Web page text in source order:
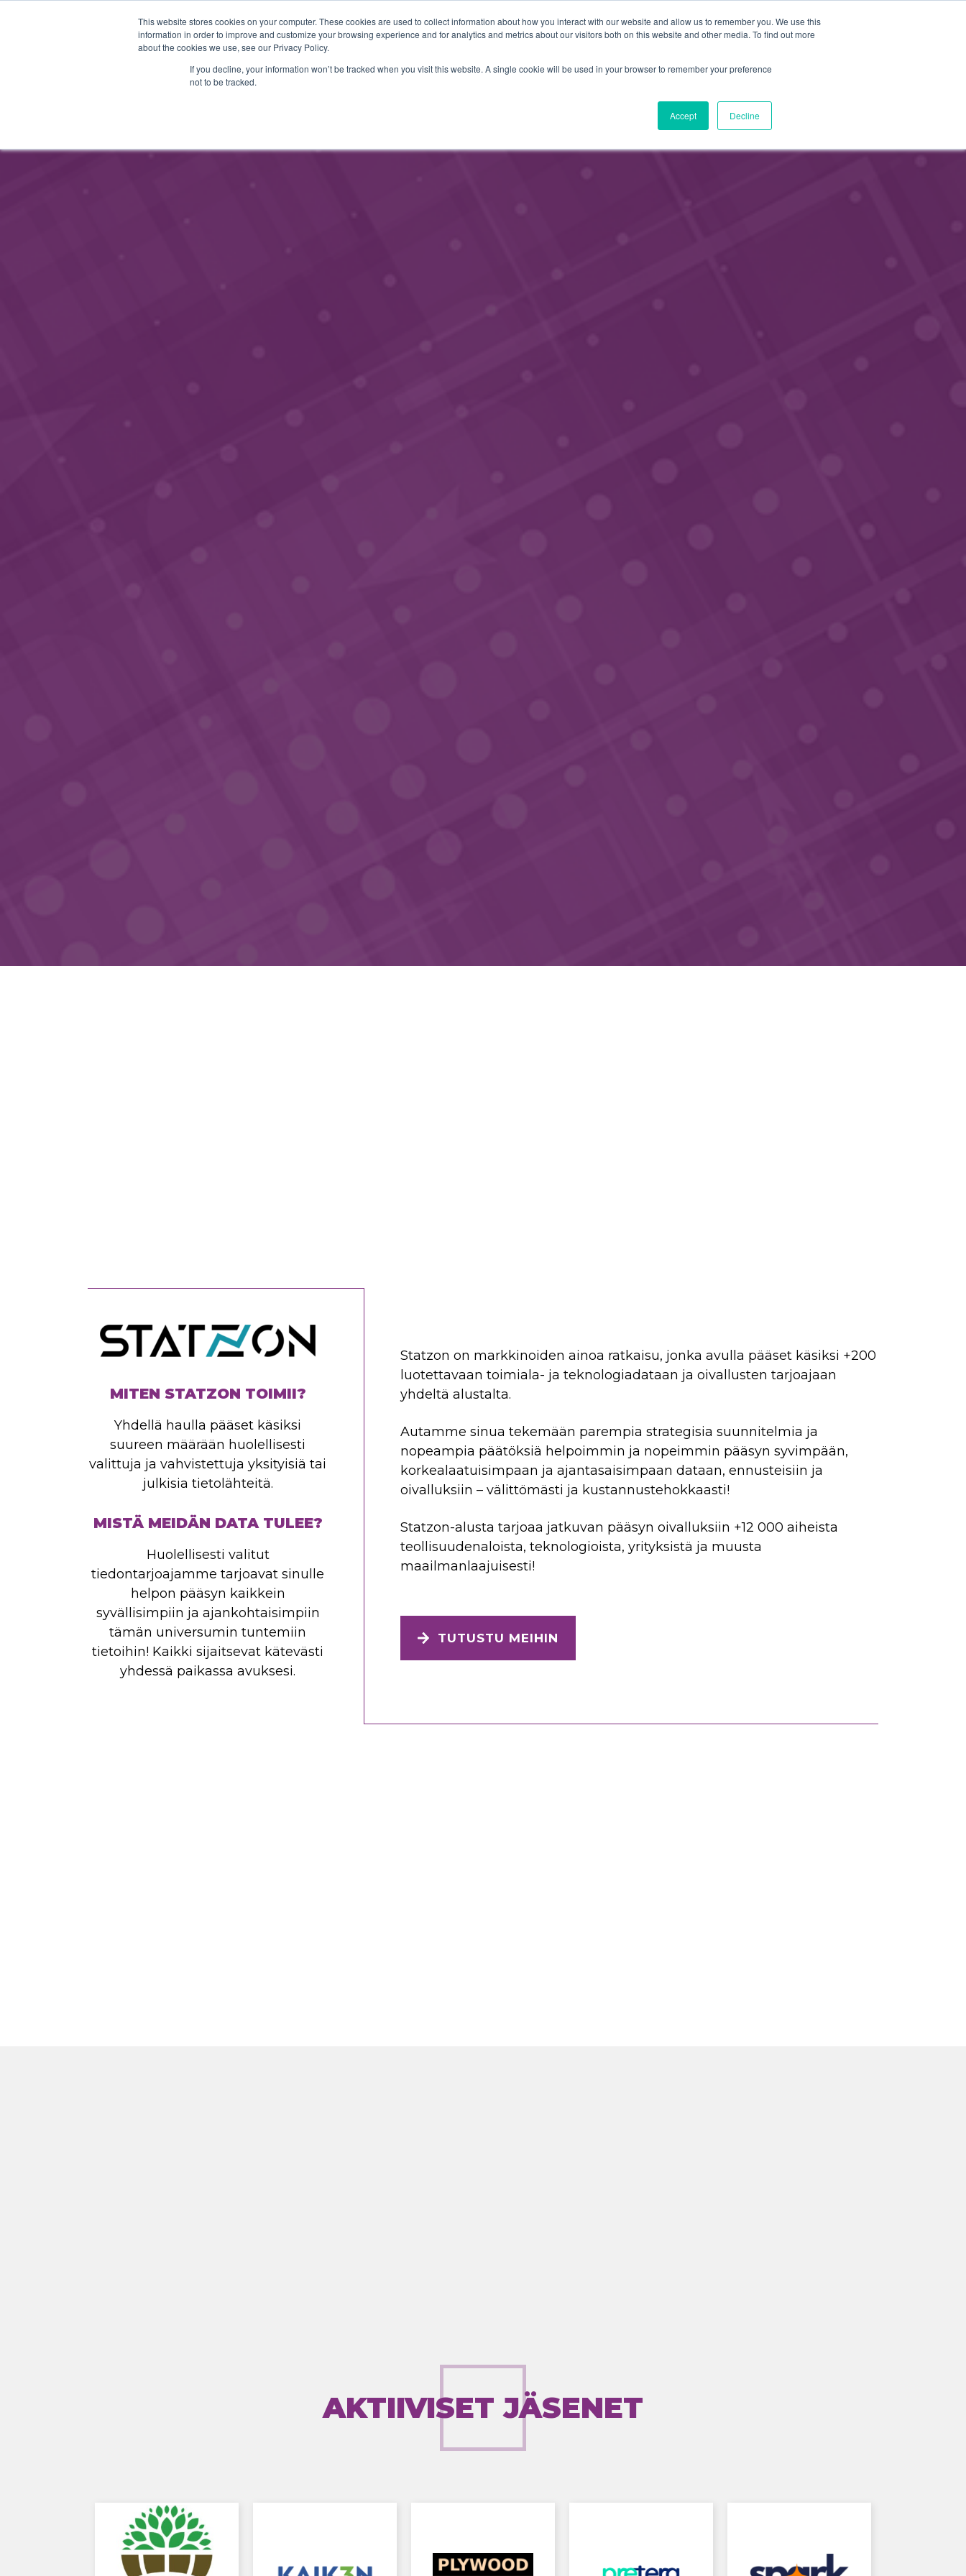
This website stores cookies on your computer. These cookies are used to collect information about how you interact with our website and allow us to remember you. We use this
information in order to improve and customize your browsing experience and for analytics and metrics about our visitors both on this website and other media. To find out more
about the cookies we use, see our Privacy Policy.
If you decline, your information won’t be tracked when you visit this website. A single cookie will be used in your browser to remember your preference
not to be tracked.
Accept Decline
STARTHUB PALVELUT JÄSENINFO YHTEYSTIEDOT TAPAHTUMAT BLOGI
HAE
JÄSENEKSI
Statzon on markkinoiden ainoa ratkaisu, jonka avulla pääset käsiksi +200
luotettavaan toimiala- ja teknologiadataan ja oivallusten tarjoajaan
yhdeltä alustalta.
Autamme sinua tekemään parempia strategisia suunnitelmia ja
nopeampia päätöksiä helpoimmin ja nopeimmin pääsyn syvimpään,
korkealaatuisimpaan ja ajantasaisimpaan dataan, ennusteisiin ja
oivalluksiin – välittömästi ja kustannustehokkaasti!
Statzon-alusta tarjoaa jatkuvan pääsyn oivalluksiin +12 000 aiheista
teollisuudenaloista, teknologioista, yrityksistä ja muusta
maailmanlaajuisesti!
TUTUSTU MEIHIN
MITEN STATZON TOIMII?
Yhdellä haulla pääset käsiksi
suureen määrään huolellisesti
valittuja ja vahvistettuja yksityisiä tai
julkisia tietolähteitä.
MISTÄ MEIDÄN DATA TULEE?
Huolellisesti valitut
tiedontarjoajamme tarjoavat sinulle
helpon pääsyn kaikkein
syvällisimpiin ja ajankohtaisimpiin
tämän universumin tuntemiin
tietoihin! Kaikki sijaitsevat kätevästi
yhdessä paikassa avuksesi.
AKTIIVISET JÄSENET